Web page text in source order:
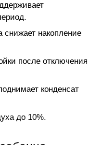
снижает накопление
после отключения
конденсат
до 10%.